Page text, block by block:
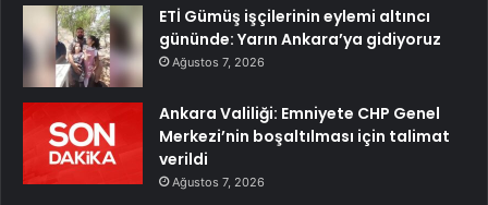
ETİ Gümüş işçilerinin eylemi altıncı
gününde: Yarın Ankara’ya gidiyoruz
Ağustos 7, 2026
Ankara Valiliği: Emniyete CHP Genel
Merkezi’nin boşaltılması için talimat
verildi
Ağustos 7, 2026